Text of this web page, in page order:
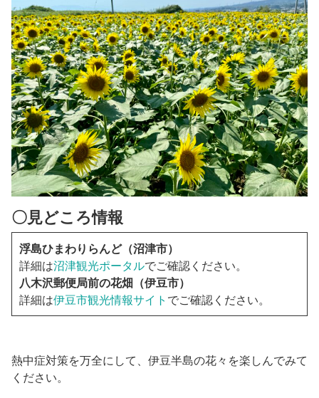
〇見どころ情報
浮島ひまわりらんど（沼津市）
詳細は沼津観光ポータルでご確認ください。
八木沢郵便局前の花畑（伊豆市）
詳細は伊豆市観光情報サイト でご確認ください。
熱中症対策を万全にして、伊豆半島の花々を楽しんでみて
ください。